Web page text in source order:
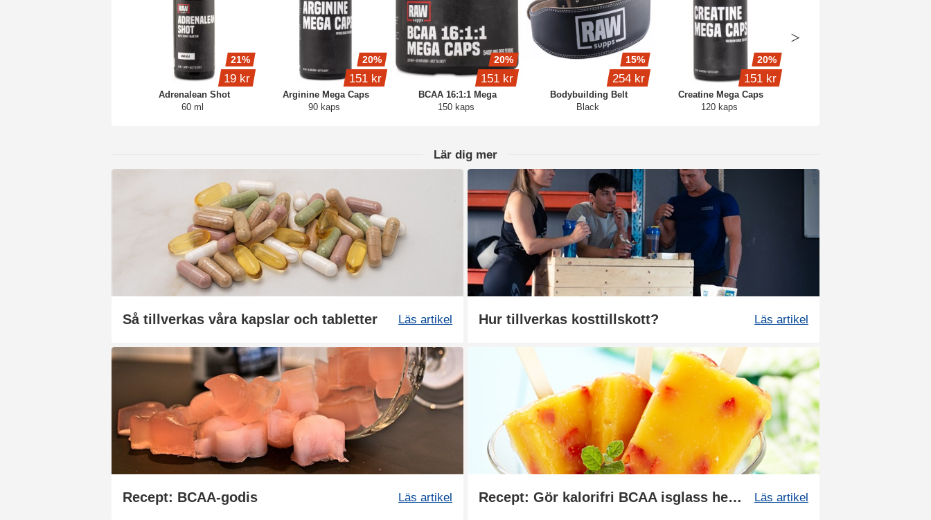
Adrenalean Shot
60 ml
21%
19 kr
Arginine Mega Caps
90 kaps
20%
151 kr
BCAA 16:1:1 Mega
150 kaps
20%
151 kr
Bodybuilding Belt
Black
15%
254 kr
Creatine Mega Caps
120 kaps
20%
151 kr
Lär dig mer
Så tillverkas våra kapslar och tabletter Läs artikel Hur tillverkas kosttillskott? Läs artikel
Recept: BCAA-godis Läs artikel Recept: Gör kalorifri BCAA isglass hemma Läs artikel